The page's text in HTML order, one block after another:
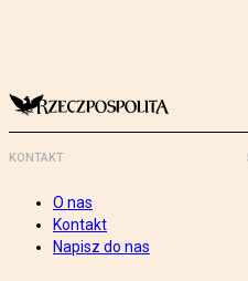
KONTAKT
O nas
Kontakt
Napisz do nas